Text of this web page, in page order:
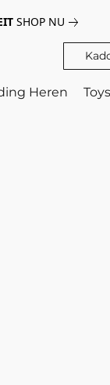
SHOP NU
Heren